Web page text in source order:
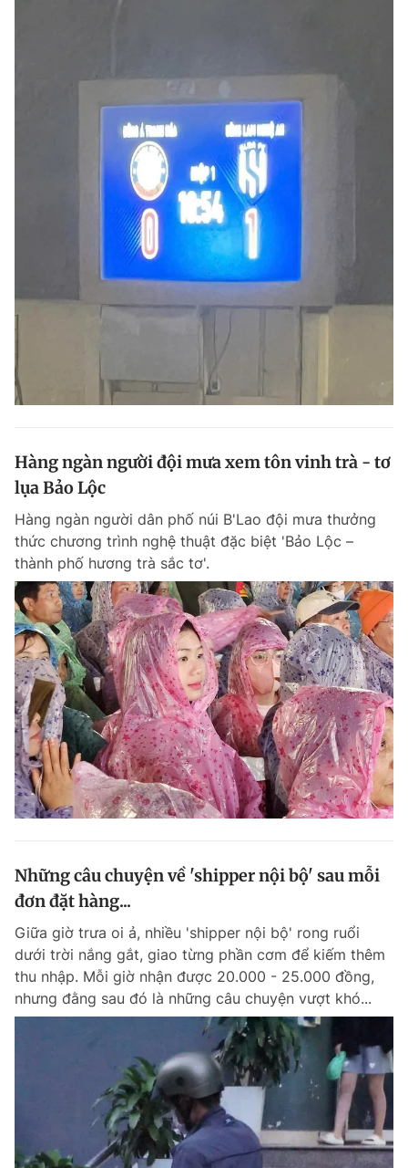
Hàng ngàn người đội mưa xem tôn vinh trà - tơ
lụa Bảo Lộc
Hàng ngàn người dân phố núi B'Lao đội mưa thưởng
thức chương trình nghệ thuật đặc biệt 'Bảo Lộc –
thành phố hương trà sắc tơ'.
Những câu chuyện về 'shipper nội bộ' sau mỗi
đơn đặt hàng...
Giữa giờ trưa oi ả, nhiều 'shipper nội bộ' rong ruổi
dưới trời nắng gắt, giao từng phần cơm để kiếm thêm
thu nhập. Mỗi giờ nhận được 20.000 - 25.000 đồng,
nhưng đằng sau đó là những câu chuyện vượt khó...